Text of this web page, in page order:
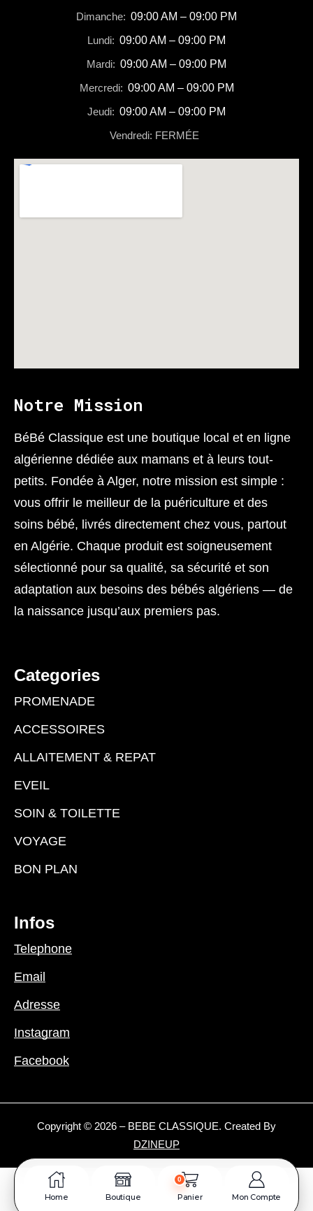
Home Boutique
0
Panier Mon Compte
Dimanche: 09:00 AM – 09:00 PM
Lundi: 09:00 AM – 09:00 PM
Mardi: 09:00 AM – 09:00 PM
Mercredi: 09:00 AM – 09:00 PM
Jeudi: 09:00 AM – 09:00 PM
Vendredi: FERMÉE
Notre Mission
BéBé Classique est une boutique local et en ligne
algérienne dédiée aux mamans et à leurs tout-
petits. Fondée à Alger, notre mission est simple :
vous offrir le meilleur de la puériculture et des
soins bébé, livrés directement chez vous, partout
en Algérie. Chaque produit est soigneusement
sélectionné pour sa qualité, sa sécurité et son
adaptation aux besoins des bébés algériens — de
la naissance jusqu’aux premiers pas.
Categories
PROMENADE
ACCESSOIRES
ALLAITEMENT & REPAT
EVEIL
SOIN & TOILETTE
VOYAGE
BON PLAN
Infos
Telephone
Email
Adresse
Instagram
Facebook
Copyright © 2026 – BEBE CLASSIQUE. Created By
DZINEUP